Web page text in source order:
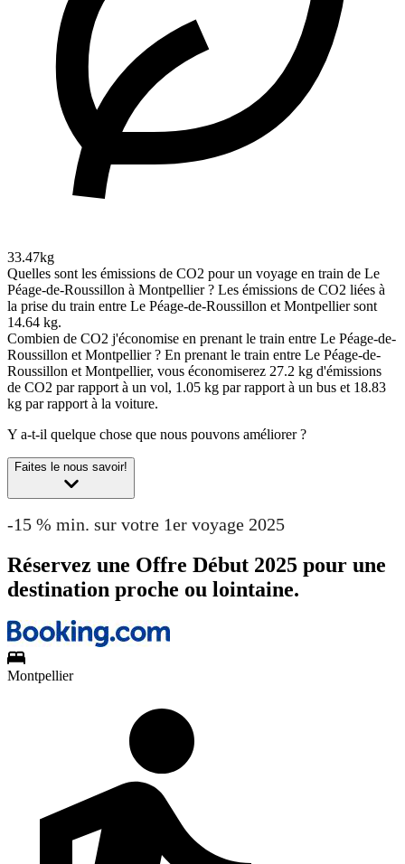
33.47kg
Quelles sont les émissions de CO2 pour un voyage en train de Le
Péage-de-Roussillon à Montpellier ? Les émissions de CO2 liées à
la prise du train entre Le Péage-de-Roussillon et Montpellier sont
14.64 kg.
Combien de CO2 j'économise en prenant le train entre Le Péage-de-
Roussillon et Montpellier ? En prenant le train entre Le Péage-de-
Roussillon et Montpellier, vous économiserez 27.2 kg d'émissions
de CO2 par rapport à un vol, 1.05 kg par rapport à un bus et 18.83
kg par rapport à la voiture.
Y a-t-il quelque chose que nous pouvons améliorer ?
Faites le nous savoir!
-15 % min. sur votre 1er voyage 2025
Réservez une Offre Début 2025 pour une
destination proche ou lointaine.
Montpellier